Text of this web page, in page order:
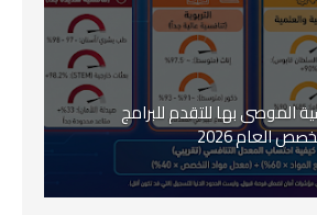
الموصى بها للتقدم للبرامج
العام 2026